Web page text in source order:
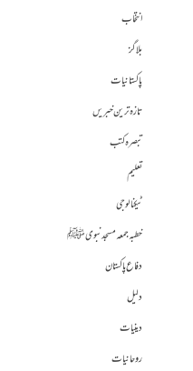
انتخاب
بلاگز
پاکستانیات
تازہ ترین خبریں
تبصرہ کتب
تعلیم
ٹیکنالوجی
خطبہ جمعہ مسجد نبوی ﷺ
دفاع پاکستان
دلیل
دینیات
روحانیات